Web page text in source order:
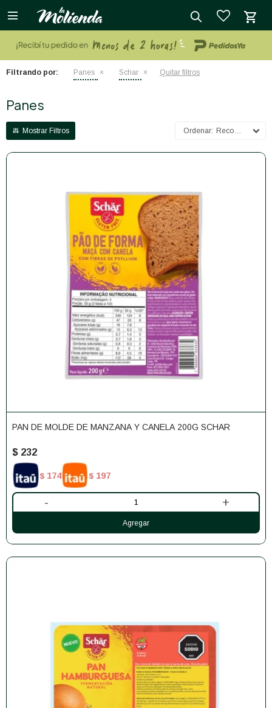

Filtrando por: Panes Schar Quitar filtros
Panes
Recomendados
PAN DE MOLDE DE MANZANA Y CANELA 200G SCHAR
$ 232
$ 174 $ 197
- +